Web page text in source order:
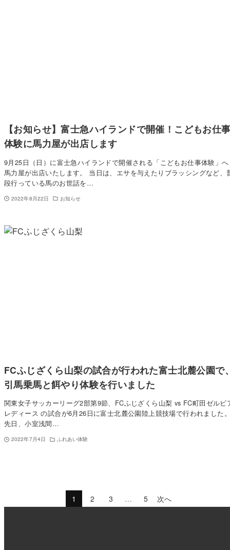
【お知らせ】富士急ハイランドで開催！こどもお仕
体験に馬力屋が出店します
9月25日（日）に富士急ハイランドで開催される「こどもお仕事体験」へ
馬力屋が出店いたします。 当日は、エサを与えたりブラッシングなど、
段行っている馬のお世話を…
2022年8月22日 お知らせ
FCふじざくら山梨の試合が行われた富士北麓公園で
引馬乗馬と餌やり体験を行いました
関東女子サッカーリーグ2部第9節、FCふじざくら山梨 vs FC町田ゼルビ
レディース の試合が6月26日に富士北麓公園陸上競技場で行われました
先日、小室浅間…
2022年7月4日 ふれあい体験
1 2 3 … 5 次へ